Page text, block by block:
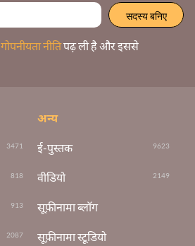
गोपनीयता नीतिपढ़ ली है और इससे
3471
818
913
2087
अन्य
ई-पुस्तक 9623
वीडियो 2149
सूफ़ीनामा ब्लॉग
सूफ़ीनामा स्टूडियो